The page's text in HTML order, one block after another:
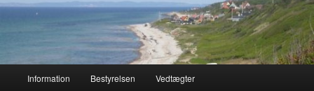
Information Bestyrelsen Vedtægter